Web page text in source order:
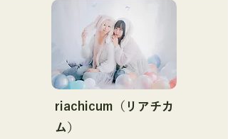
meow樂團的Taisei（鼓
手）、the perfect me樂團
的Yuya Suehiro（吉他）以
及xanadoo樂團的S0.
（Banus）的支持。
【新單曲】
她們的新歌《The World is
家族で音楽を楽しむミュー
ジックファミリー。
10代後半にアメリカへ4年
半留学。
現在はLOVE FMの"music
×serendipity"でラジオDJを
務める。
デルやタレントとしても活
riachicum（リアチカ
ム）